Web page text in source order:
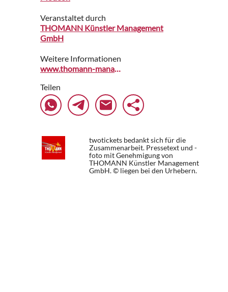
Veranstaltet durch
THOMANN Künstler Management
GmbH
Weitere Informationen
www.thomann-management.de
Teilen
twotickets bedankt sich für die
Zusammenarbeit. Pressetext und -
foto mit Genehmigung von
THOMANN Künstler Management
GmbH. © liegen bei den Urhebern.